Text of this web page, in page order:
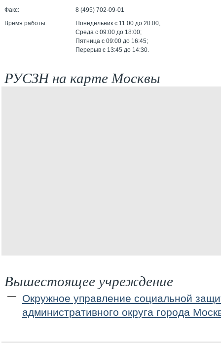
Факс:
8 (495) 702-09-01
Время работы:
Понедельник c 11:00 до 20:00;
Среда с 09:00 до 18:00;
Пятница с 09:00 до 16:45;
Перерыв с 13:45 до 14:30.
РУСЗН на карте Москвы
Вышестоящее учреждение
Окружное управление социальной
административного округа города